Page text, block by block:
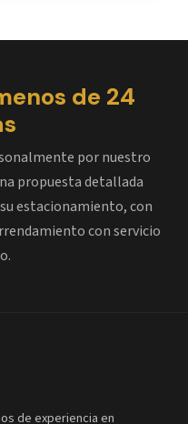
de 24
por nuestro
propuesta detallada
estacionamiento, con
con servicio
de experiencia en